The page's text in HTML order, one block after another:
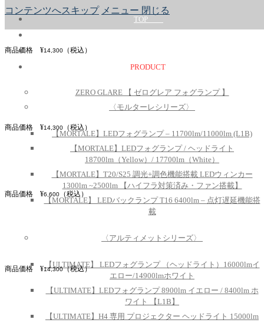
コンテンツへスキップ メニュー 閉じる
TOP
PRODUCT
ZERO GLARE 【 ゼログレア フォグランプ 】
〈モルターレシリーズ〉
【MORTALE】LEDフォグランプ – 11700lm/11000lm (L1B)
【MORTALE】LEDフォグランプ / ヘッドライト
18700lm（Yellow）/ 17700lm（White）
【MORTALE】T20/S25 調光+調色機能搭載 LEDウィンカー
1300lm ~2500lm 【ハイフラ対策済み・ファン搭載】
【MORTALE】 LEDバックランプ T16 6400lm – 点灯遅延機能搭
載
〈アルティメットシリーズ〉
【ULTIMATE】 LEDフォグランプ （ヘッドライト）16000lmイ
エロー/14900lmホワイト
【ULTIMATE】LEDフォグランプ 8900lm イエロー / 8400lm ホ
ワイト 【L1B】
【ULTIMATE】H4 専用 プロジェクター ヘッドライト 15000lm
商品価格 ¥14,300 （税込）
商品価格 ¥14,300 （税込）
商品価格 ¥6,600 （税込）
商品価格 ¥14,300（税込）